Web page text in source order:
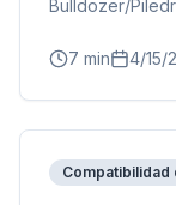
Bulldozer/
rendimiento.
7 min 4/15/
Compatibilidad